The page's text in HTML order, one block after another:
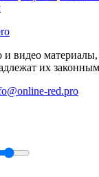
и видео
их
red.pro